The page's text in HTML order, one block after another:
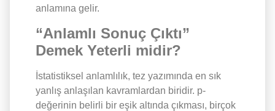
anlamına gelir.
“Anlamlı Sonuç Çıktı”
Demek Yeterli midir?
İstatistiksel anlamlılık, tez yazımında en sık
yanlış anlaşılan kavramlardan biridir. p-
değerinin belirli bir eşik altında çıkması, birçok